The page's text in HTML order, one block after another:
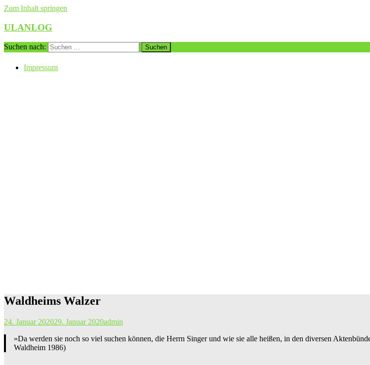
Zum Inhalt springen
ULANLOG
Suchen nach:
Impressum
Waldheims Walzer
24. Januar 202029. Januar 2020admin
»Da werden sie noch so viel suchen können, die Herrn Singer und wie sie alle heißen, in den diversen
Waldheim 1986)